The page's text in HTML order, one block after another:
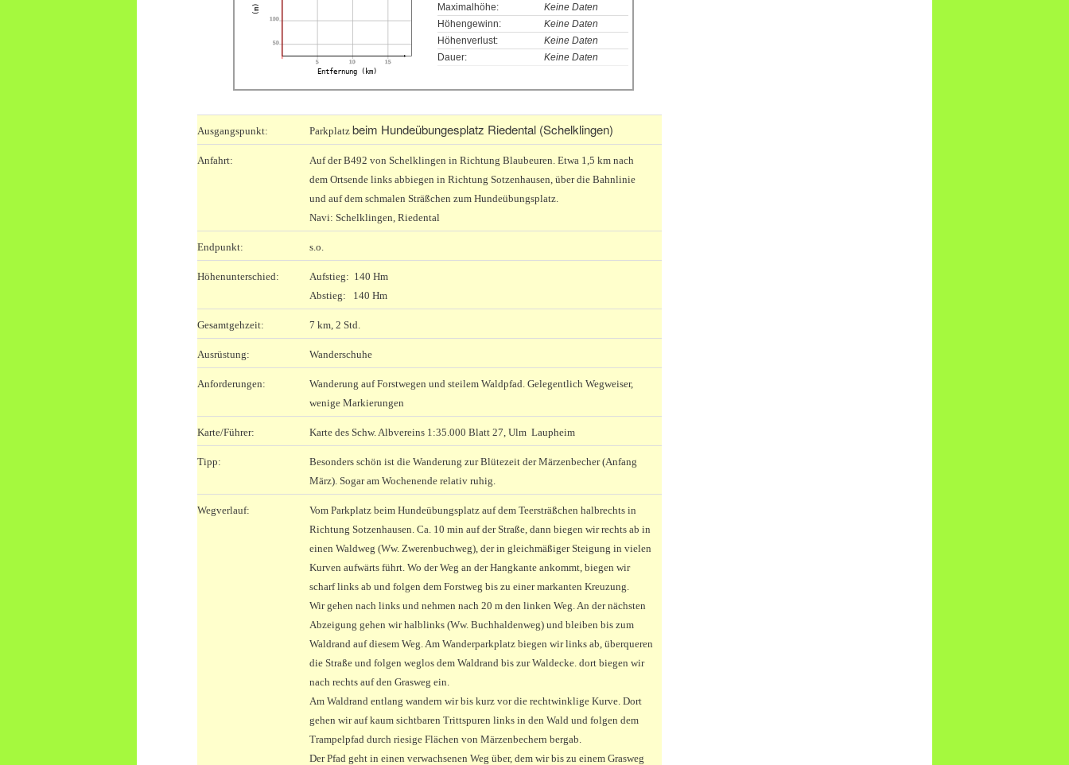
50
100
5 10 15
Entfernung (km)
(m)
Maximalhöhe:
Keine Daten
Höhengewinn:
Keine Daten
Höhenverlust:
Keine Daten
Dauer:
Keine Daten
Ausgangspunkt: Parkplatz beim Hundeübungesplatz Riedental (Schelklingen)
Anfahrt:
Auf der B492 von Schelklingen in Richtung Blaubeuren. Etwa 1,5 km nach
dem Ortsende links abbiegen in Richtung Sotzenhausen, über die Bahnlinie
und auf dem schmalen Sträßchen zum Hundeübungsplatz.
Navi: Schelklingen, Riedental
Endpunkt: s.o.
Höhenunterschied:
Aufstieg: 140 Hm
Abstieg: 140 Hm
Gesamtgehzeit: 7 km, 2 Std.
Ausrüstung: Wanderschuhe
Anforderungen:
Wanderung auf Forstwegen und steilem Waldpfad. Gelegentlich Wegweiser,
wenige Markierungen
Karte/Führer: Karte des Schw. Albvereins 1:35.000 Blatt 27, Ulm Laupheim
Tipp:
Besonders schön ist die Wanderung zur Blütezeit der Märzenbecher (Anfang
März). Sogar am Wochenende relativ ruhig.
Wegverlauf:
Vom Parkplatz beim Hundeübungsplatz auf dem Teersträßchen halbrechts in
Richtung Sotzenhausen. Ca. 10 min auf der Straße, dann biegen wir rechts ab in
einen Waldweg (Ww. Zwerenbuchweg), der in gleichmäßiger Steigung in vielen
Kurven aufwärts führt. Wo der Weg an der Hangkante ankommt, biegen wir
scharf links ab und folgen dem Forstweg bis zu einer markanten Kreuzung.
Wir gehen nach links und nehmen nach 20 m den linken Weg. An der nächsten
Abzeigung gehen wir halblinks (Ww. Buchhaldenweg) und bleiben bis zum
Waldrand auf diesem Weg. Am Wanderparkplatz biegen wir links ab, überqueren
die Straße und folgen weglos dem Waldrand bis zur Waldecke. dort biegen wir
nach rechts auf den Grasweg ein.
Am Waldrand entlang wandern wir bis kurz vor die rechtwinklige Kurve. Dort
gehen wir auf kaum sichtbaren Trittspuren links in den Wald und folgen dem
Trampelpfad durch riesige Flächen von Märzenbechern bergab.
Der Pfad geht in einen verwachsenen Weg über, dem wir bis zu einem Grasweg